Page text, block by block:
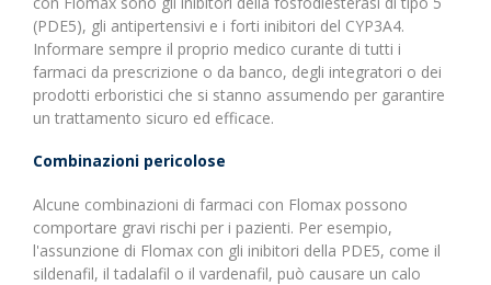
(PDE5), gli antipertensivi e i forti inibitori del CYP3A4.
Informare sempre il proprio medico curante di tutti i
farmaci da prescrizione o da banco, degli integratori o dei
prodotti erboristici che si stanno assumendo per garantire
un trattamento sicuro ed efficace.
Combinazioni pericolose
Alcune combinazioni di farmaci con Flomax possono
comportare gravi rischi per i pazienti. Per esempio,
l'assunzione di Flomax con gli inibitori della PDE5, come il
sildenafil, il tadalafil o il vardenafil, può causare un calo